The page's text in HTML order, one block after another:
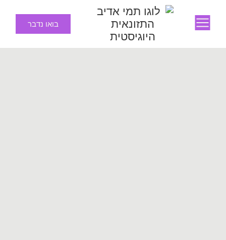
בואו נדבר